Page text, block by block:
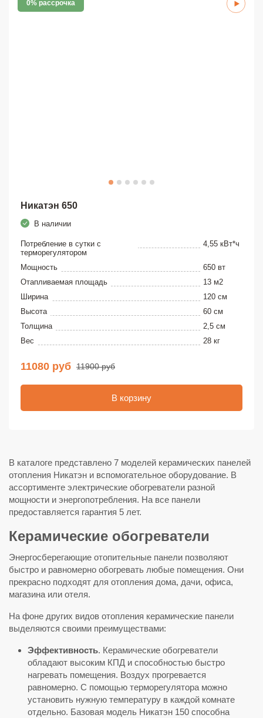
0% рассрочка
Никатэн 650
В наличии
Потребление в сутки с
терморегулятором
4,55 кВт*ч
Мощность
650 вт
Отапливаемая площадь
13 м2
Ширина
120 см
Высота
60 см
Толщина
2,5 см
Вес
28 кг
11080 руб 11900 руб
В корзину
В каталоге представлено 7 моделей керамических панелей
отопления Никатэн и вспомогательное оборудование. В
ассортименте электрические обогреватели разной
мощности и энергопотребления. На все панели
предоставляется гарантия 5 лет.
Керамические обогреватели
Энергосберегающие отопительные панели позволяют
быстро и равномерно обогревать любые помещения. Они
прекрасно подходят для отопления дома, дачи, офиса,
магазина или отеля.
На фоне других видов отопления керамические панели
выделяются своими преимуществами:
Эффективность. Керамические обогреватели
обладают высоким КПД и способностью быстро
нагревать помещения. Воздух прогревается
равномерно. С помощью терморегулятора можно
установить нужную температуру в каждой комнате
отдельно. Базовая модель Никатэн 150 способна